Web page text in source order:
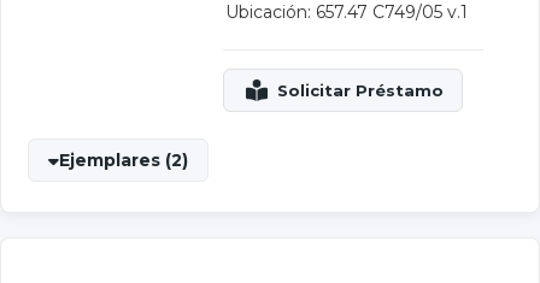
Ubicación: 657.47 C749/05 v.1
Ejemplares (2)